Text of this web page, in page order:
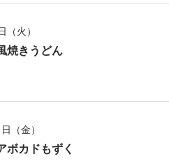
火）
焼きうどん
（金）
ボカドもずく